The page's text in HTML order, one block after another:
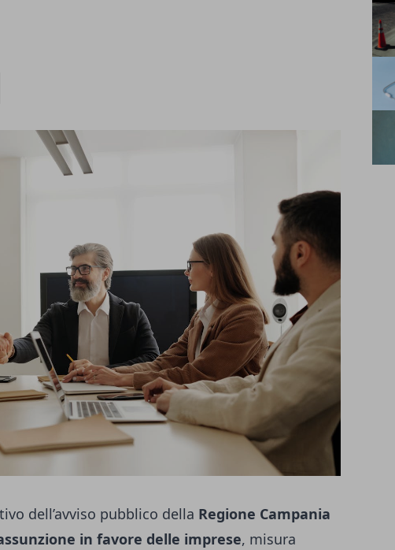
dell’avviso pubblico della Regione Campania
in favore delle imprese, misura